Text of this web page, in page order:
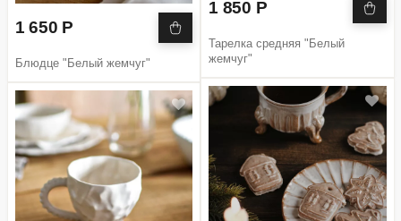
1 650 Р
Блюдце "Белый жемчуг"
1 850 Р
Тарелка средняя "Белый
жемчуг"